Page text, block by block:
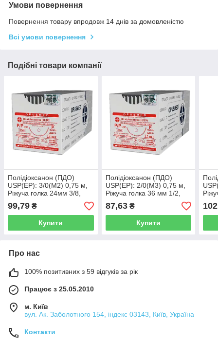
Умови повернення
Повернення товару впродовж 14 днів за домовленістю
Всі умови повернення
Подібні товари компанії
Полідіоксанон (ПДО)
USP(EP): 3/0(М2) 0,75 м,
Ріжуча голка 24мм 3/8,
OPUSMED®
(Полидиоксанон PDO)
99,79 ₴
Купити
Полідіоксанон (ПДО)
USP(EP): 2/0(М3) 0,75 м,
Ріжуча голка 36 мм 1/2,
OPUSMED®
(Полидиоксанон PDO)
87,63₴
Купити
Про нас
100% позитивних з 59 відгуків за рік
Працює з 25.05.2010
м. Київ
вул. Ак. Заболотного 154, індекс 03143, Київ, Україна
Контакти